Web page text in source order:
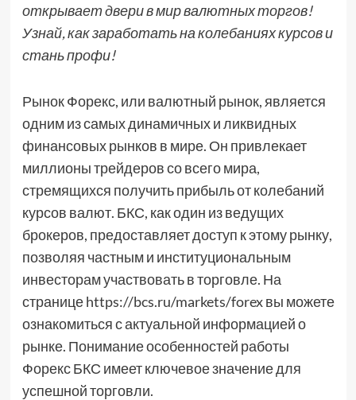
открывает двери в мир валютных торгов!
Узнай, как заработать на колебаниях курсов и
стань профи!
Рынок Форекс, или валютный рынок, является
одним из самых динамичных и ликвидных
финансовых рынков в мире. Он привлекает
миллионы трейдеров со всего мира,
стремящихся получить прибыль от колебаний
курсов валют. БКС, как один из ведущих
брокеров, предоставляет доступ к этому рынку,
позволяя частным и институциональным
инвесторам участвовать в торговле. На
странице https://bcs.ru/markets/forex вы можете
ознакомиться с актуальной информацией о
рынке. Понимание особенностей работы
Форекс БКС имеет ключевое значение для
успешной торговли.